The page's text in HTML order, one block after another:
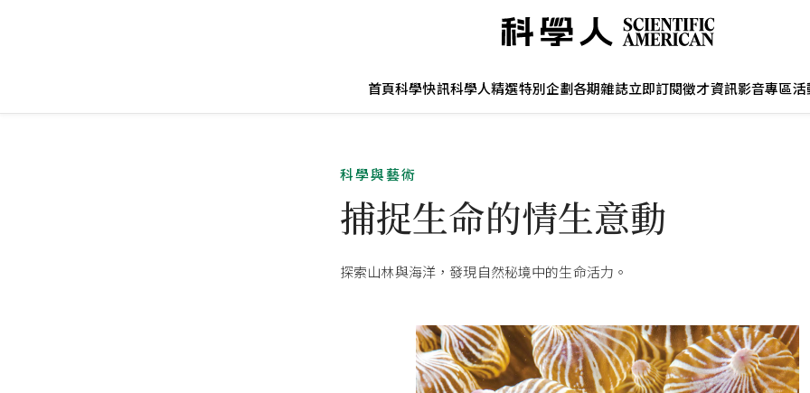
首頁科學快訊科學人精選特別企劃各期雜誌立即訂閱徵才資訊影音專區活
科學與藝術
捕捉生命的情生意動
探索山林與海洋，發現自然秘境中的生命活力。